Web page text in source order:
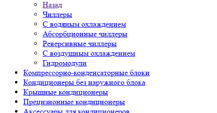
Назад
Чиллеры
С водяным охлаждением
Абсорбционные чиллеры
Реверсивные чиллеры
С воздушным охлаждением
Гидромодули
Компрессорно-конденсаторные блоки
Кондиционеры без наружного блока
Крышные кондиционеры
Прецизионные кондиционеры